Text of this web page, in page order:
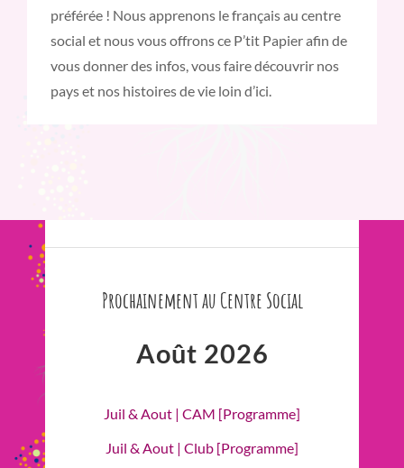
préférée ! Nous apprenons le français au centre
social et nous vous offrons ce P’tit Papier afin de
vous donner des infos, vous faire découvrir nos
pays et nos histoires de vie loin d’ici.
Prochainement au Centre Social
Août 2026
Juil & Aout | CAM [Programme]
Juil & Aout | Club [Programme]